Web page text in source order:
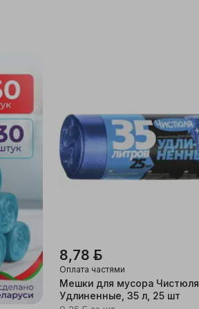
8,78 ƃ
Оплата частями
Мешки для мусора Чистюля
Удлиненные, 35 л, 25 шт